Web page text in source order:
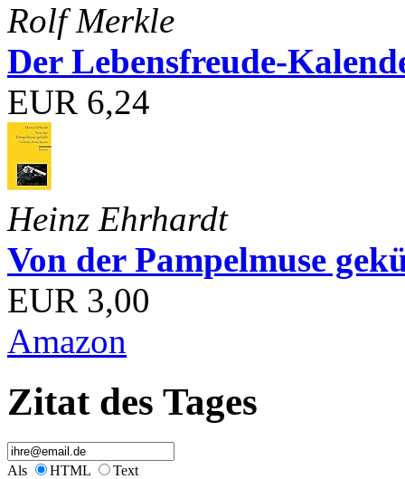
Rolf Merkle
Der Lebensfreude-
EUR 6,24
Heinz Ehrhardt
Von der Pampelmuse
EUR 3,00
Amazon
Zitat des Tages
Als HTML Text